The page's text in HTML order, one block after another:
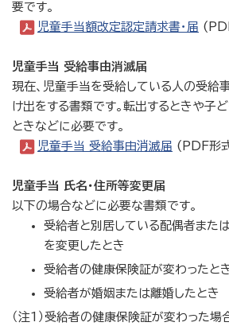
要です。
児童手当額改定認定請求書・届
児童手当 受給事由消滅届
現在、児童手当を受給している人の受給
け出をする書類です。転出するときや子
ときなどに必要です。
児童手当 受給事由消滅届 (PDF形
児童手当 氏名・住所等変更届
以下の場合などに必要な書類です。
受給者と別居している配偶者また
を変更したとき
受給者の健康保険証が変わったと
受給者が婚姻または離婚したとき
（注1）受給者の健康保険証が変わった場